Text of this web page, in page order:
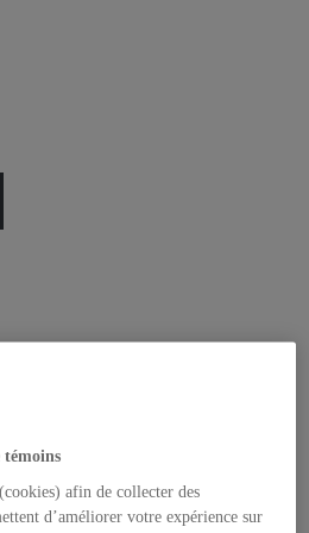
témoins
afin de collecter des
d’améliorer votre expérience sur